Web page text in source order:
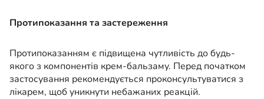
Протипоказання та застереження
Протипоказанням є підвищена чутливість до будь-
якого з компонентів крем-бальзаму. Перед початком
застосування рекомендується проконсультуватися з
лікарем, щоб уникнути небажаних реакцій.